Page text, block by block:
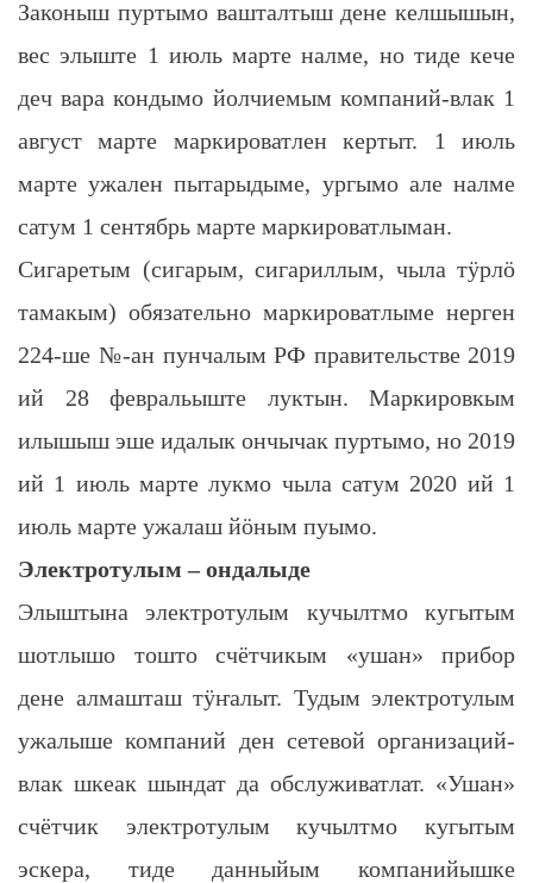
Законыш пуртымо вашталтыш дене келшышын,
вес элыште 1 июль марте налме, но тиде кече
деч вара кондымо йолчиемым компаний-влак 1
август марте маркироватлен кертыт. 1 июль
марте ужален пытарыдыме, ургымо але налме
сатум 1 сентябрь марте маркироватлыман.
Сигаретым (сигарым, сигариллым, чыла тӱрлӧ
тамакым) обязательно маркироватлыме нерген
224-ше №-ан пунчалым РФ правительстве 2019
ий 28 февральыште луктын. Маркировкым
илышыш эше идалык ончычак пуртымо, но 2019
ий 1 июль марте лукмо чыла сатум 2020 ий 1
июль марте ужалаш йӧным пуымо.
Электротулым – ондалыде
Элыштына электротулым кучылтмо кугытым
шотлышо тошто счётчикым «ушан» прибор
дене алмашташ тӱҥалыт. Тудым электротулым
ужалыше компаний ден сетевой организаций-
влак шкеак шындат да обслуживатлат. «Ушан»
счётчик электротулым кучылтмо кугытым
эскера, тиде данныйым компанийышке